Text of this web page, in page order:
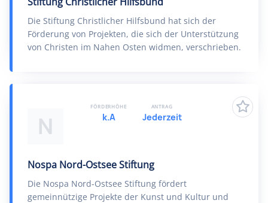
Die Stiftung Christlicher Hilfsbund hat sich der
Förderung von Projekten, die sich der Unterstützung
von Christen im Nahen Osten widmen, verschrieben.
N
Nospa Nord-Ostsee Stiftung
Die Nospa Nord-Ostsee Stiftung fördert
gemeinnützige Projekte der Kunst und Kultur und
FÖRDERHÖHE
k.A
ANTRAG
Jederzeit